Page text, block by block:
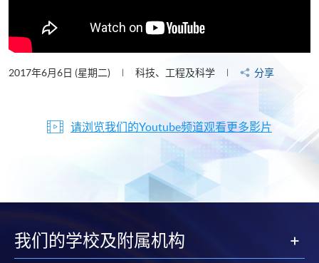
2017年6月6日 (星期二) 科技、工程及科学 分享
请浏览我们的Youtube频道观看更多影片
我们的学校及附属机构